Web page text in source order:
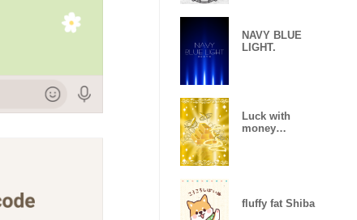
NAVY BLUE
LIGHT.
Luck with
money
fluffy fat Shiba